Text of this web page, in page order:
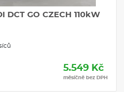
DCT GO CZECH 110kW
5.549 Kč
měsíčně bez DPH